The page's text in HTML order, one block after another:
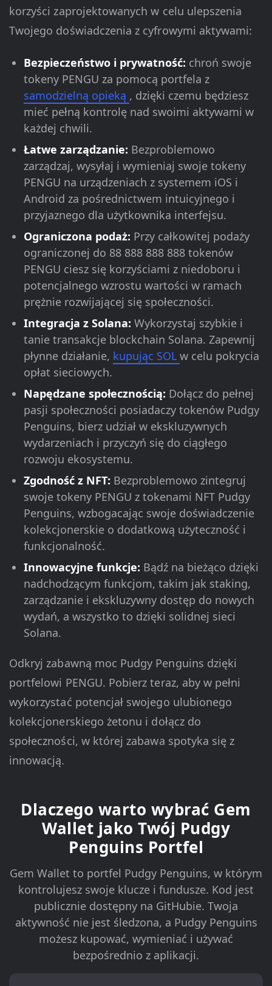
korzyści zaprojektowanych w celu ulepszenia
Twojego doświadczenia z cyfrowymi aktywami:
Bezpieczeństwo i prywatność: chroń swoje
tokeny PENGU za pomocą portfela z
samodzielną opieką , dzięki czemu będziesz
mieć pełną kontrolę nad swoimi aktywami w
każdej chwili.
Łatwe zarządzanie: Bezproblemowo
zarządzaj, wysyłaj i wymieniaj swoje tokeny
PENGU na urządzeniach z systemem iOS i
Android za pośrednictwem intuicyjnego i
przyjaznego dla użytkownika interfejsu.
Ograniczona podaż: Przy całkowitej podaży
ograniczonej do 88 888 888 888 tokenów
PENGU ciesz się korzyściami z niedoboru i
potencjalnego wzrostu wartości w ramach
prężnie rozwijającej się społeczności.
Integracja z Solana: Wykorzystaj szybkie i
tanie transakcje blockchain Solana. Zapewnij
płynne działanie, kupując SOL w celu pokrycia
opłat sieciowych.
Napędzane społecznością: Dołącz do pełnej
pasji społeczności posiadaczy tokenów Pudgy
Penguins, bierz udział w ekskluzywnych
wydarzeniach i przyczyń się do ciągłego
rozwoju ekosystemu.
Zgodność z NFT: Bezproblemowo zintegruj
swoje tokeny PENGU z tokenami NFT Pudgy
Penguins, wzbogacając swoje doświadczenie
kolekcjonerskie o dodatkową użyteczność i
funkcjonalność.
Innowacyjne funkcje: Bądź na bieżąco dzięki
nadchodzącym funkcjom, takim jak staking,
zarządzanie i ekskluzywny dostęp do nowych
wydań, a wszystko to dzięki solidnej sieci
Solana.
Odkryj zabawną moc Pudgy Penguins dzięki
portfelowi PENGU. Pobierz teraz, aby w pełni
wykorzystać potencjał swojego ulubionego
kolekcjonerskiego żetonu i dołącz do
społeczności, w której zabawa spotyka się z
innowacją.
Dlaczego warto wybrać Gem
Wallet jako Twój Pudgy
Penguins Portfel
Gem Wallet to portfel Pudgy Penguins, w którym
kontrolujesz swoje klucze i fundusze. Kod jest
publicznie dostępny na GitHubie. Twoja
aktywność nie jest śledzona, a Pudgy Penguins
możesz kupować, wymieniać i używać
bezpośrednio z aplikacji.